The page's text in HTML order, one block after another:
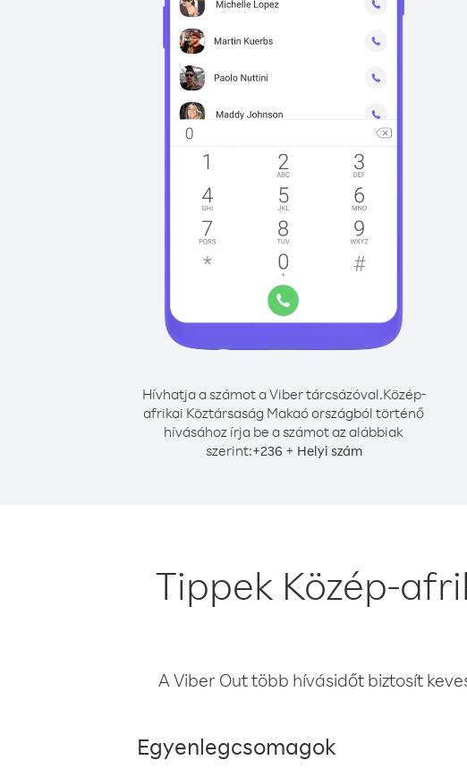
Hívhatja a számot a Viber tárcsázóval.Közép-
afrikai Köztársaság Makaó országból történő
hívásához írja be a számot az alábbiak
szerint:+236 + Helyi szám
Tippek Közép-
A Viber Out több hívásidőt biztosít
Egyenlegcsomagok